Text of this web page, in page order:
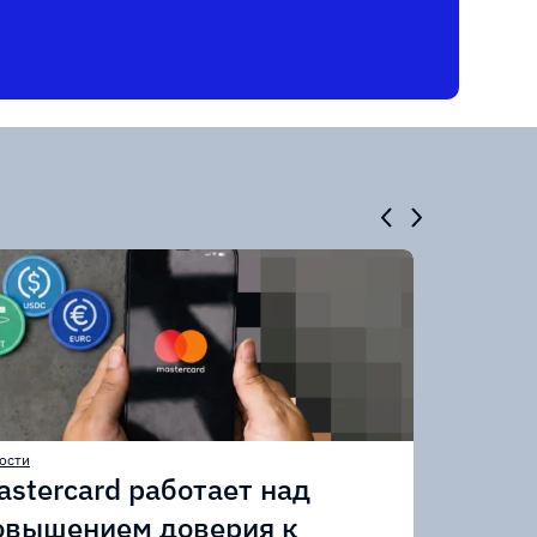
работает над
доверия к